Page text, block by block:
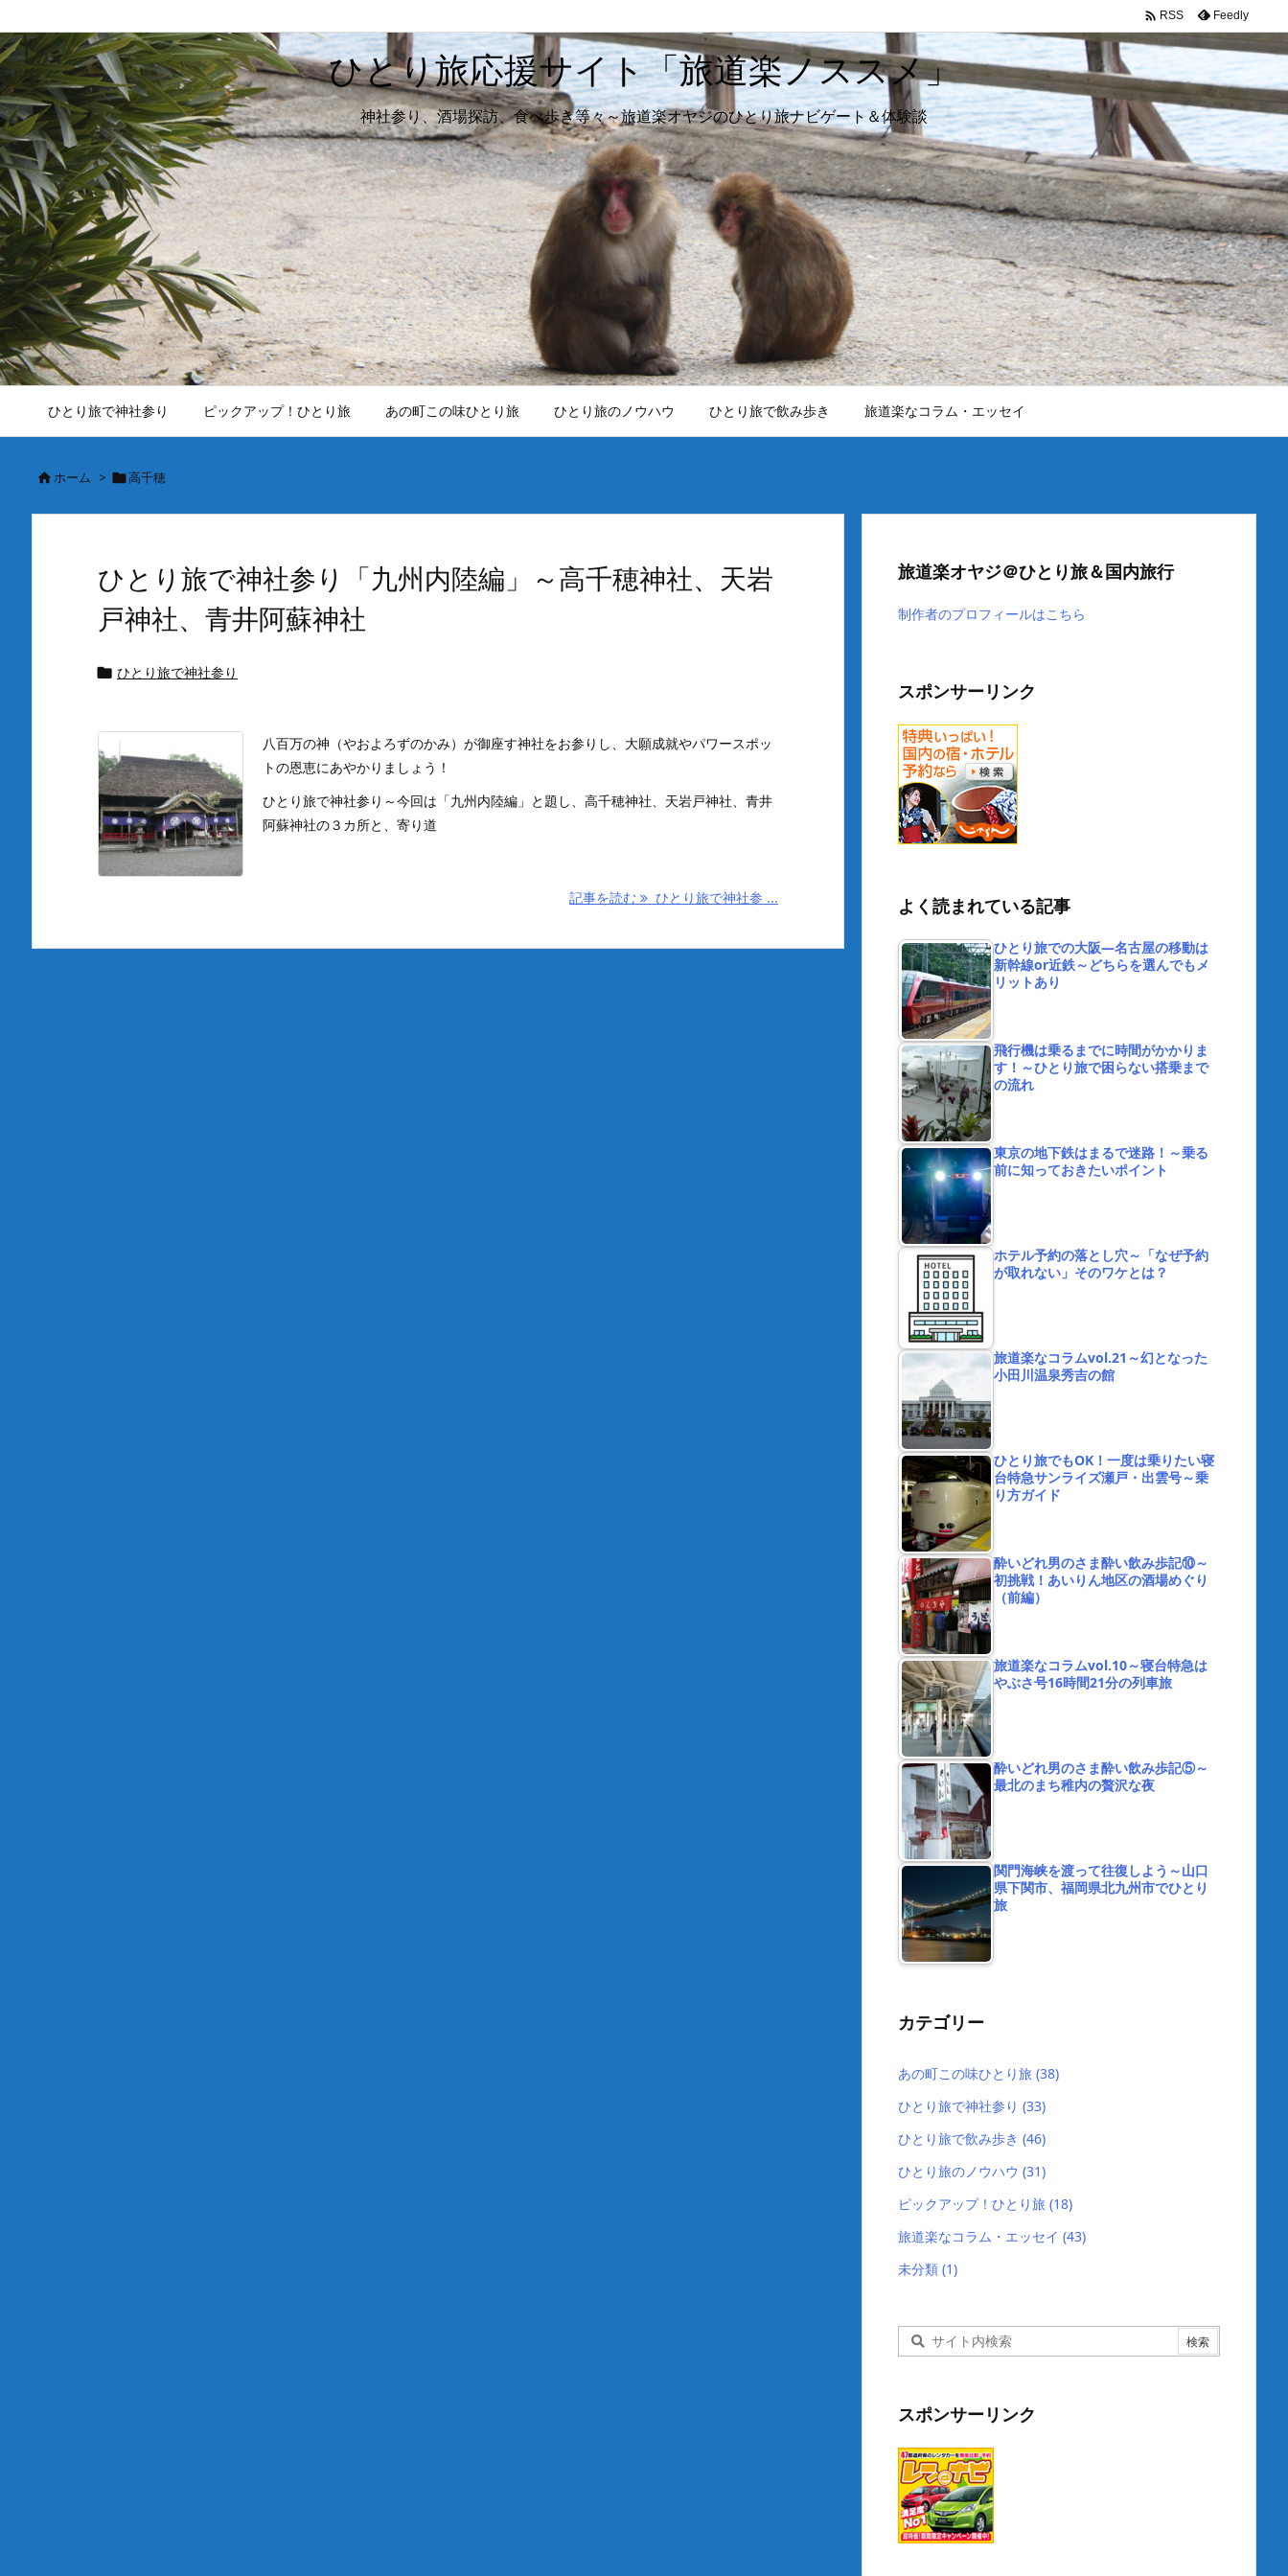
ひとり旅応援サイト「旅道楽ノススメ」
神社参り、酒場探訪、食べ歩き等々～旅道楽オヤジのひとり旅ナビゲート＆体験談
ひとり旅で神社参り ピックアップ！ひとり旅 あの町この味ひとり旅 ひとり旅のノウハウ ひとり旅で飲み歩き 旅道楽なコラム・エッセイ
 RSS Feedly
ホーム > 高千穂
ひとり旅で神社参り「九州内陸編」～高千穂神社、天岩
戸神社、青井阿蘇神社
 ひとり旅で神社参り
八百万の神（やおよろずのかみ）が御座す神社をお参りし、大願成就やパワースポッ
トの恩恵にあやかりましょう！
ひとり旅で神社参り～今回は「九州内陸編」と題し、高千穂神社、天岩戸神社、青井
阿蘇神社の３カ所と、寄り道
記事を読む ひとり旅で神社参 ...
旅道楽オヤジ＠ひとり旅＆国内旅行
制作者のプロフィールはこちら
スポンサーリンク
よく読まれている記事
ひとり旅での大阪―名古屋の移動は
新幹線or近鉄～どちらを選んでもメ
リットあり
飛行機は乗るまでに時間がかかりま
す！～ひとり旅で困らない搭乗まで
の流れ
東京の地下鉄はまるで迷路！～乗る
前に知っておきたいポイント
ホテル予約の落とし穴～「なぜ予約
が取れない」そのワケとは？
旅道楽なコラムvol.21～幻となった
小田川温泉秀吉の館
ひとり旅でもOK！一度は乗りたい寝
台特急サンライズ瀬戸・出雲号～乗
り方ガイド
酔いどれ男のさま酔い飲み歩記⑩～
初挑戦！あいりん地区の酒場めぐり
（前編）
旅道楽なコラムvol.10～寝台特急は
やぶさ号16時間21分の列車旅
酔いどれ男のさま酔い飲み歩記⑤～
最北のまち稚内の贅沢な夜
関門海峡を渡って往復しよう～山口
県下関市、福岡県北九州市でひとり
旅
カテゴリー
あの町この味ひとり旅 (38)
ひとり旅で神社参り (33)
ひとり旅で飲み歩き (46)
ひとり旅のノウハウ (31)
ピックアップ！ひとり旅 (18)
旅道楽なコラム・エッセイ (43)
未分類 (1)
スポンサーリンク